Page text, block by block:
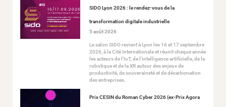
SIDO Lyon 2026 : le rendez-vous de la
transformation digitale industrielle
5 août 2026
Le salon SIDO revient à Lyon les 16 et 17 septembre
2026, à la Cité Internationale et réunit chaque année
les acteurs de l’IoT, de l’intelligence artificielle, de la
robotique et de la XR autour des enjeux de
productivité, de souveraineté et de décarbonation
des entreprises.
Prix CESIN du Roman Cyber 2026 (ex-Prix Agora